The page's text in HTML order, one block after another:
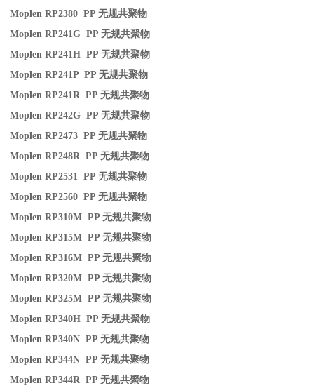
Moplen RP2380 PP无规共聚物
Moplen RP241G PP无规共聚物
Moplen RP241H PP无规共聚物
Moplen RP241P PP无规共聚物
Moplen RP241R PP无规共聚物
Moplen RP242G PP无规共聚物
Moplen RP2473 PP无规共聚物
Moplen RP248R PP无规共聚物
Moplen RP2531 PP无规共聚物
Moplen RP2560 PP无规共聚物
Moplen RP310M PP无规共聚物
Moplen RP315M PP无规共聚物
Moplen RP316M PP无规共聚物
Moplen RP320M PP无规共聚物
Moplen RP325M PP无规共聚物
Moplen RP340H PP无规共聚物
Moplen RP340N PP无规共聚物
Moplen RP344N PP无规共聚物
Moplen RP344R PP无规共聚物